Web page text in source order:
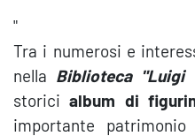
"
Tra i numerosi e
nella Biblioteca "Luigi
storicialbum di
importante